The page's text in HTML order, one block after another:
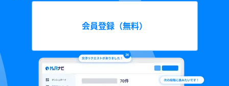
会員登録（無料）